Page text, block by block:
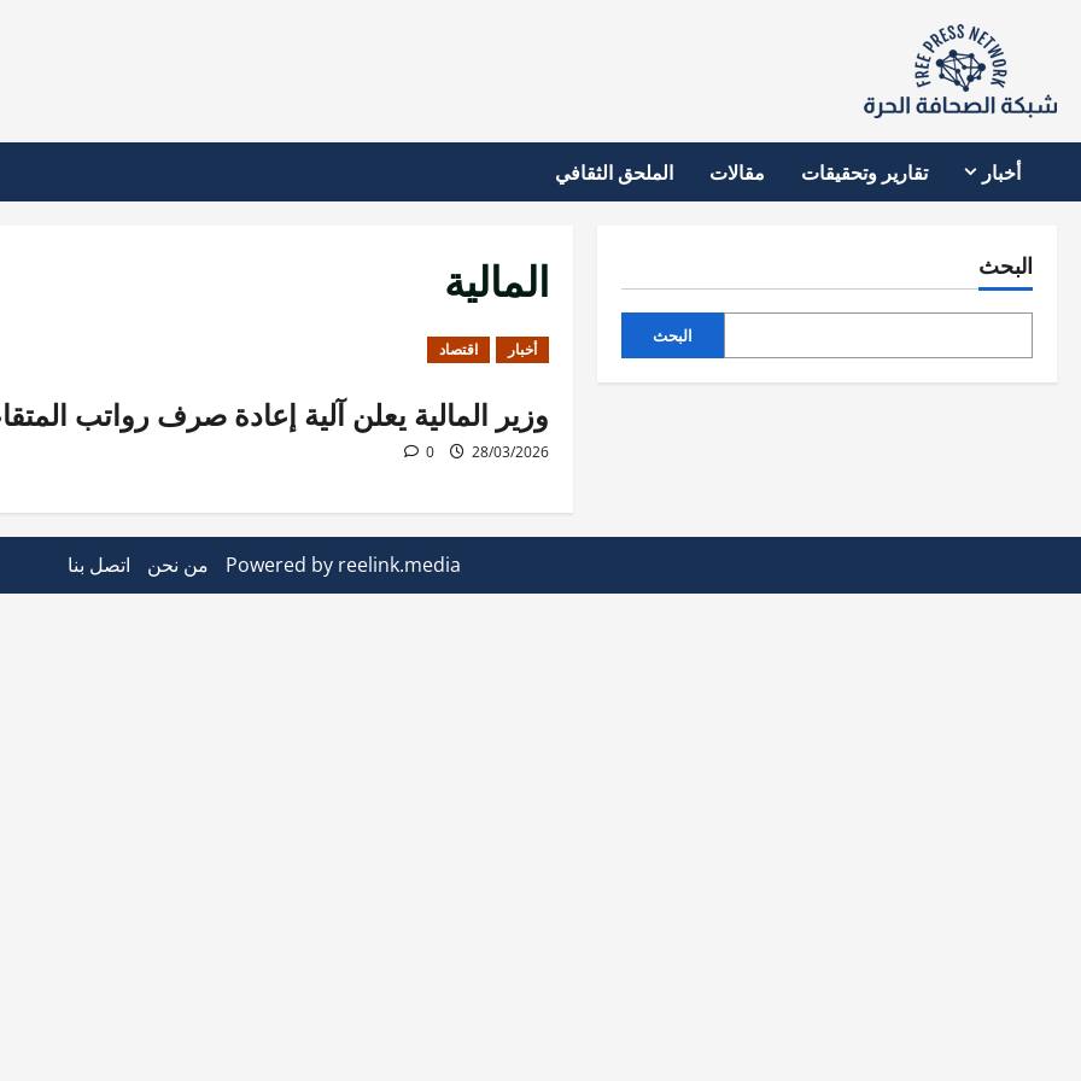
أخبار تقارير وتحقيقات مقالات الملحق الثقافي
المالية
أخبار اقتصاد
وزير المالية يعلن آلية إعادة صرف رواتب
28/03/2026
0
البحث
البحث
Powered by reelink.media من نحن اتصل بنا